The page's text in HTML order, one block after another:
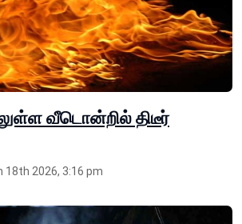
வீடொன்றில் திடீர்
18th 2026, 3:16 pm